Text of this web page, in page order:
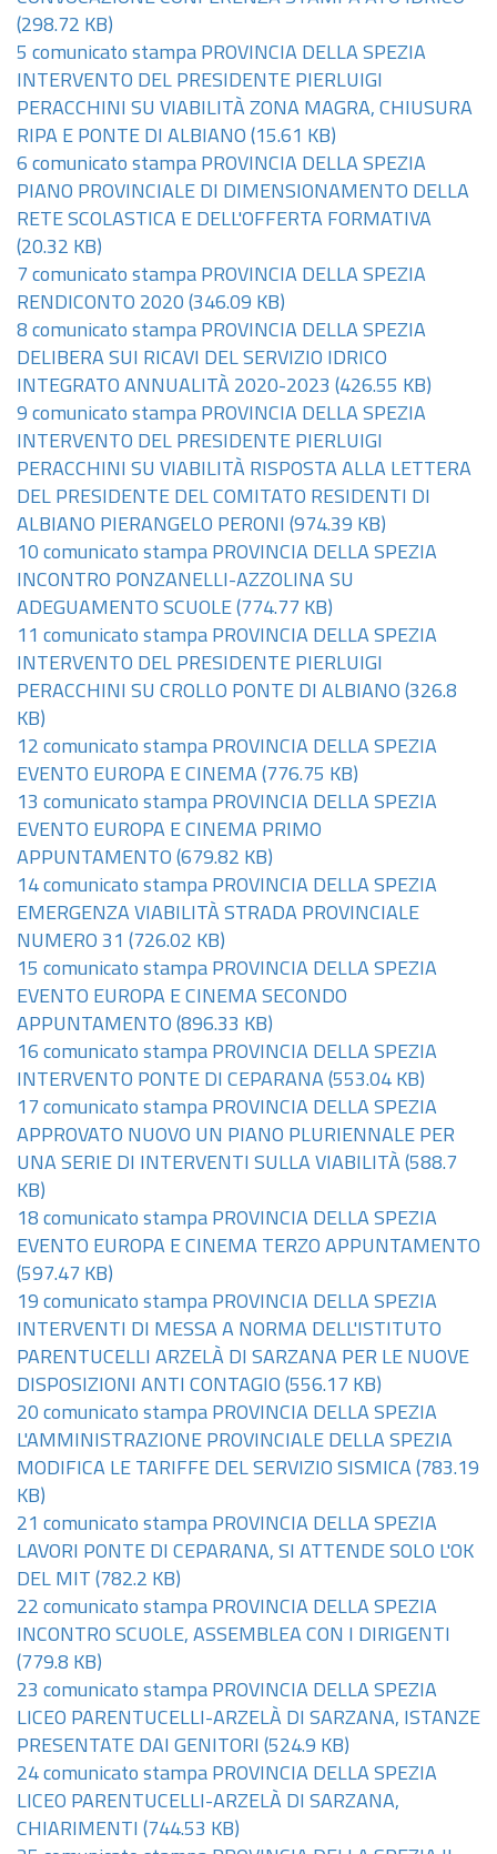
(298.72 KB)
5 comunicato stampa PROVINCIA DELLA SPEZIA
INTERVENTO DEL PRESIDENTE PIERLUIGI
PERACCHINI SU VIABILITÀ ZONA MAGRA, CHIUSURA
RIPA E PONTE DI ALBIANO (15.61 KB)
6 comunicato stampa PROVINCIA DELLA SPEZIA
PIANO PROVINCIALE DI DIMENSIONAMENTO DELLA
RETE SCOLASTICA E DELL'OFFERTA FORMATIVA
(20.32 KB)
7 comunicato stampa PROVINCIA DELLA SPEZIA
RENDICONTO 2020 (346.09 KB)
8 comunicato stampa PROVINCIA DELLA SPEZIA
DELIBERA SUI RICAVI DEL SERVIZIO IDRICO
INTEGRATO ANNUALITÀ 2020-2023 (426.55 KB)
9 comunicato stampa PROVINCIA DELLA SPEZIA
INTERVENTO DEL PRESIDENTE PIERLUIGI
PERACCHINI SU VIABILITÀ RISPOSTA ALLA LETTERA
DEL PRESIDENTE DEL COMITATO RESIDENTI DI
ALBIANO PIERANGELO PERONI (974.39 KB)
10 comunicato stampa PROVINCIA DELLA SPEZIA
INCONTRO PONZANELLI-AZZOLINA SU
ADEGUAMENTO SCUOLE (774.77 KB)
11 comunicato stampa PROVINCIA DELLA SPEZIA
INTERVENTO DEL PRESIDENTE PIERLUIGI
PERACCHINI SU CROLLO PONTE DI ALBIANO (326.8
KB)
12 comunicato stampa PROVINCIA DELLA SPEZIA
EVENTO EUROPA E CINEMA (776.75 KB)
13 comunicato stampa PROVINCIA DELLA SPEZIA
EVENTO EUROPA E CINEMA PRIMO
APPUNTAMENTO (679.82 KB)
14 comunicato stampa PROVINCIA DELLA SPEZIA
EMERGENZA VIABILITÀ STRADA PROVINCIALE
NUMERO 31 (726.02 KB)
15 comunicato stampa PROVINCIA DELLA SPEZIA
EVENTO EUROPA E CINEMA SECONDO
APPUNTAMENTO (896.33 KB)
16 comunicato stampa PROVINCIA DELLA SPEZIA
INTERVENTO PONTE DI CEPARANA (553.04 KB)
17 comunicato stampa PROVINCIA DELLA SPEZIA
APPROVATO NUOVO UN PIANO PLURIENNALE PER
UNA SERIE DI INTERVENTI SULLA VIABILITÀ (588.7
KB)
18 comunicato stampa PROVINCIA DELLA SPEZIA
EVENTO EUROPA E CINEMA TERZO APPUNTAMENTO
(597.47 KB)
19 comunicato stampa PROVINCIA DELLA SPEZIA
INTERVENTI DI MESSA A NORMA DELL'ISTITUTO
PARENTUCELLI ARZELÀ DI SARZANA PER LE NUOVE
DISPOSIZIONI ANTI CONTAGIO (556.17 KB)
20 comunicato stampa PROVINCIA DELLA SPEZIA
L'AMMINISTRAZIONE PROVINCIALE DELLA SPEZIA
MODIFICA LE TARIFFE DEL SERVIZIO SISMICA (783.19
KB)
21 comunicato stampa PROVINCIA DELLA SPEZIA
LAVORI PONTE DI CEPARANA, SI ATTENDE SOLO L'OK
DEL MIT (782.2 KB)
22 comunicato stampa PROVINCIA DELLA SPEZIA
INCONTRO SCUOLE, ASSEMBLEA CON I DIRIGENTI
(779.8 KB)
23 comunicato stampa PROVINCIA DELLA SPEZIA
LICEO PARENTUCELLI-ARZELÀ DI SARZANA, ISTANZE
PRESENTATE DAI GENITORI (524.9 KB)
24 comunicato stampa PROVINCIA DELLA SPEZIA
LICEO PARENTUCELLI-ARZELÀ DI SARZANA,
CHIARIMENTI (744.53 KB)